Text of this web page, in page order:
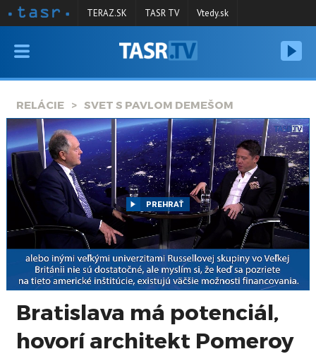
VYSIELANIE
SPRAVODAJSTVO
KONTAKT
ARCHÍV
TERAZ.SK TASR TV Vtedy.sk
RELÁCIE SVET S PAVLOM DEMEŠOM
PREHRAŤ
Bratislava má potenciál,
hovorí architekt Pomeroy